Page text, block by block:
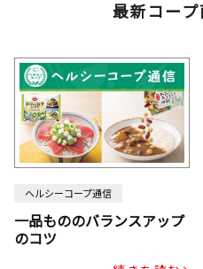
最新コー
ヘルシーコープ通信
一品もののバランスアップ
のコツ